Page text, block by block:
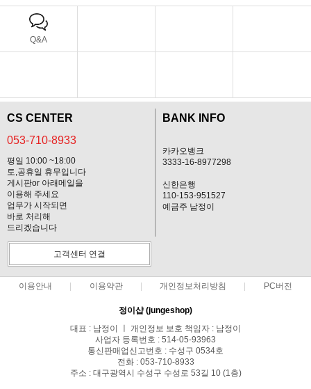
Q&A
CS CENTER
053-710-8933
평일 10:00 ~18:00
토,공휴일 휴무입니다
게시판or 아래메일을
이용해 주세요
업무가 시작되면
바로 처리해
드리겠습니다
BANK INFO
카카오뱅크
3333-16-8977298
신한은행
110-153-951527
예금주 남정이
고객센터 연결
이용안내 이용약관 개인정보처리방침 PC버전
정이샵 (jungeshop)
대표 : 남정이 ㅣ 개인정보 보호 책임자 : 남정이
사업자 등록번호 : 514-05-93963
통신판매업신고번호 : 수성구 0534호
전화 : 053-710-8933
주소 : 대구광역시 수성구 수성로 53길 10 (1층)